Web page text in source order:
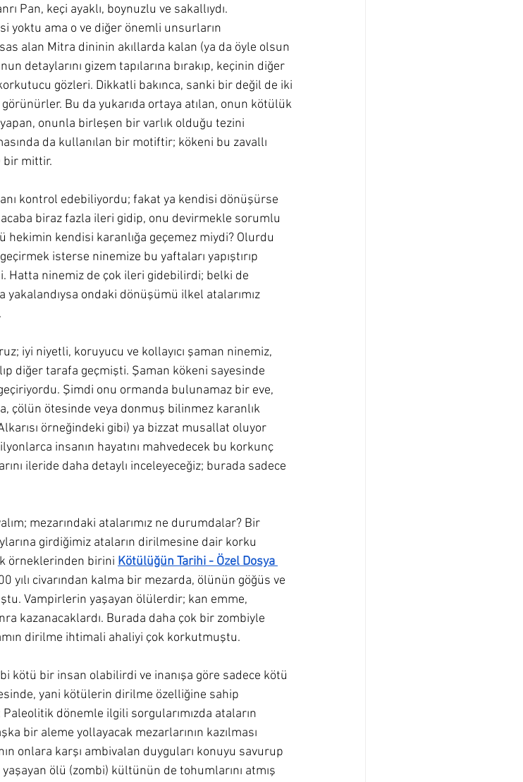
Pan, keçi ayaklı, boynuzlu ve sakallıydı.
yoktu ama o ve diğer önemli unsurların
alan Mitra dininin akıllarda kalan (ya da öyle olsun
detaylarını gizem tapılarına bırakıp, keçinin diğer
gözleri. Dikkatli bakınca, sanki bir değil de iki
Bu da yukarıda ortaya atılan, onun kötülük
onunla birleşen bir varlık olduğu tezini
da kullanılan bir motiftir; kökeni bu zavallı
bir mittir.
kontrol edebiliyordu; fakat ya kendisi dönüşürse
biraz fazla ileri gidip, onu devirmekle sorumlu
hekimin kendisi karanlığa geçemez miydi? Olurdu
isterse ninemize bu yaftaları yapıştırıp
Hatta ninemiz de çok ileri gidebilirdi; belki de
yakalandıysa ondaki dönüşümü ilkel atalarımız
iyi niyetli, koruyucu ve kollayıcı şaman ninemiz,
diğer tarafa geçmişti. Şaman kökeni sayesinde
Şimdi onu ormanda bulunamaz bir eve,
çölün ötesinde veya donmuş bilinmez karanlık
örneğindeki gibi) ya bizzat musallat oluyor
insanın hayatını mahvedecek bu korkunç
ileride daha detaylı inceleyeceğiz; burada sadece
mezarındaki atalarımız ne durumdalar? Bir
girdiğimiz ataların dirilmesine dair korku
örneklerinden birini Kötülüğün Tarihi - Özel Dosya
yılı civarından kalma bir mezarda, ölünün göğüs ve
Vampirlerin yaşayan ölülerdir; kan emme,
kazanacaklardı. Burada daha çok bir zombiyle
dirilme ihtimali ahaliyi çok korkutmuştu.
kötü bir insan olabilirdi ve inanışa göre sadece kötü
yani kötülerin dirilme özelliğine sahip
dönemle ilgili sorgularımızda ataların
bir aleme yollayacak mezarlarının kazılması
onlara karşı ambivalan duyguları konuyu savurup
ölü (zombi) kültünün de tohumlarını atmış